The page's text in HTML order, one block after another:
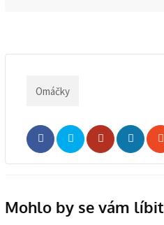
Omáčky
WhatsappShare
Mohlo by se vám líbit